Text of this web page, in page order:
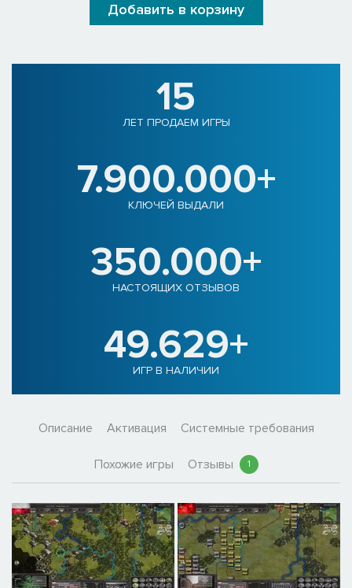
Добавить в корзину
15
ЛЕТ ПРОДАЕМ ИГРЫ
7.900.000+
КЛЮЧЕЙ ВЫДАЛИ
350.000+
НАСТОЯЩИХ ОТЗЫВОВ
49.629+
ИГР В НАЛИЧИИ
Описание Активация Системные требования
Похожие игры Отзывы 1